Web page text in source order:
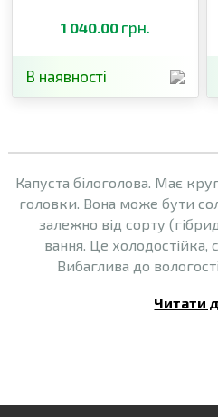
1 040.00 грн.
В наявності
Капуста білоголова. Має
головки. Вона може бути
залежно від сорту
вання. Це холодостійка,
Вибаглива до
Читати